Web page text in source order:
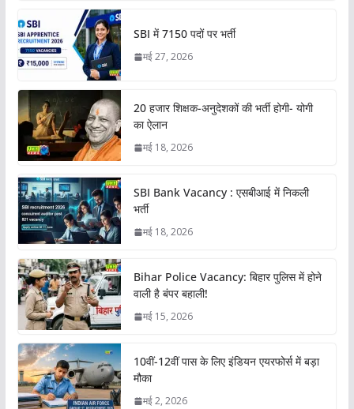
SBI में 7150 पदों पर भर्ती
मई 27, 2026
20 हजार शिक्षक-अनुदेशकों की भर्ती होगी- योगी
का ऐलान
मई 18, 2026
SBI Bank Vacancy : एसबीआई में निकली
भर्ती
मई 18, 2026
Bihar Police Vacancy: बिहार पुलिस में होने
वाली है बंपर बहाली!
मई 15, 2026
10वीं-12वीं पास के लिए इंडियन एयरफोर्स में बड़ा
मौका
मई 2, 2026